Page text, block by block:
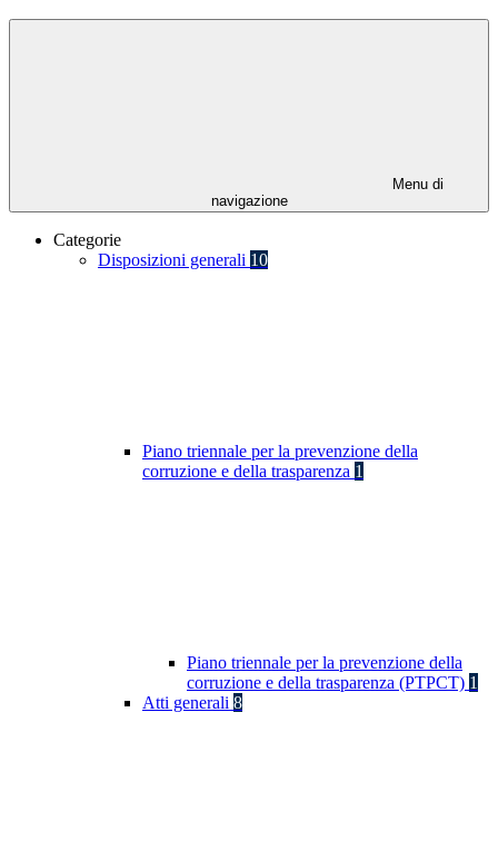
Menu di
navigazione
Categorie
Disposizioni generali 10
Piano triennale per la prevenzione della
corruzione e della trasparenza 1
Piano triennale per la prevenzione della
corruzione e della trasparenza (PTPCT) 1
Atti generali 8